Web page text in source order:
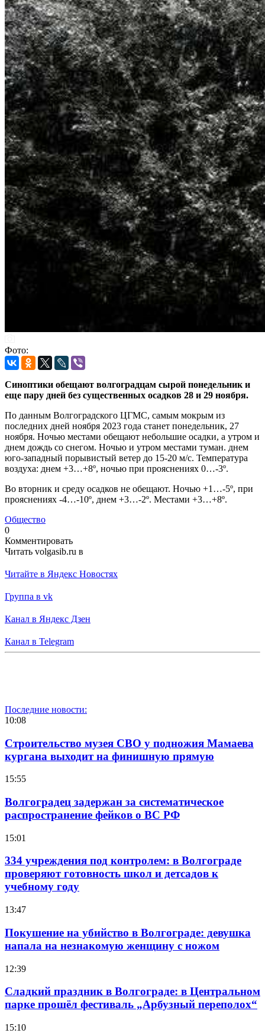
Фото:
Синоптики обещают волгоградцам сырой понедельник и
еще пару дней без существенных осадков 28 и 29 ноября.
По данным Волгоградского ЦГМС, самым мокрым из
последних дней ноября 2023 года станет понедельник, 27
ноября. Ночью местами обещают небольшие осадки, а утром и
днем дождь со снегом. Ночью и утром местами туман. днем
юго-западный порывистый ветер до 15-20 м/с. Температура
воздуха: днем +3…+8º, ночью при прояснениях 0…-3º.
Во вторник и среду осадков не обещают. Ночью +1…-5º, при
прояснениях -4…-10º, днем +3…-2º. Местами +3…+8º.
Общество
0
Комментировать
Читать volgasib.ru в
Читайте в Яндекс Новостях
Группа в vk
Канал в Яндекс Дзен
Канал в Telegram
Последние новости:
10:08
Строительство музея СВО у подножия Мамаева
кургана выходит на финишную прямую
15:55
Волгоградец задержан за систематическое
распространение фейков о ВС РФ
15:01
334 учреждения под контролем: в Волгограде
проверяют готовность школ и детсадов к
учебному году
13:47
Покушение на убийство в Волгограде: девушка
напала на незнакомую женщину с ножом
12:39
Сладкий праздник в Волгограде: в Центральном
парке прошёл фестиваль „Арбузный переполох“
15:10